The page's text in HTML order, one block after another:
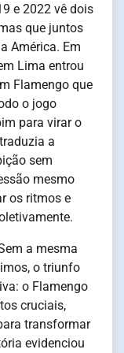
e 2022 vê dois
que juntos
América. Em
Lima entrou
Flamengo que
o jogo
para virar o
a
sem
mesmo
os ritmos e
a mesma
o triunfo
o Flamengo
cruciais,
transformar
evidenciou